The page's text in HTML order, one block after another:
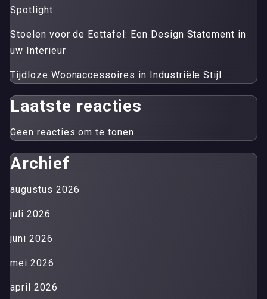
Spotlight
Stoelen voor de Eettafel: Een Design Statement in
uw Interieur
Tijdloze Woonaccessoires in Industriële Stijl
Laatste reacties
Geen reacties om te tonen.
Archief
augustus 2026
juli 2026
juni 2026
mei 2026
april 2026